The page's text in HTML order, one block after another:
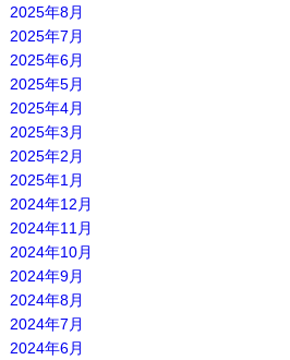
2025年8月
2025年7月
2025年6月
2025年5月
2025年4月
2025年3月
2025年2月
2025年1月
2024年12月
2024年11月
2024年10月
2024年9月
2024年8月
2024年7月
2024年6月